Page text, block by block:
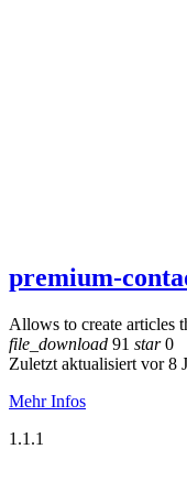
premium-
Allows to create articles
file_download 91 star0
Zuletzt aktualisiert vor 8
Mehr Infos
1.1.1